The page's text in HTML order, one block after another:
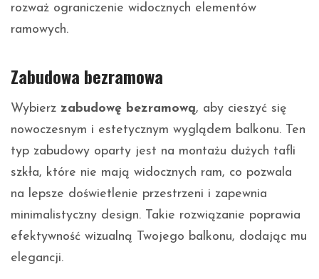
rozważ ograniczenie widocznych elementów
ramowych.
Zabudowa bezramowa
Wybierz zabudowę bezramową, aby cieszyć się
nowoczesnym i estetycznym wyglądem balkonu. Ten
typ zabudowy oparty jest na montażu dużych tafli
szkła, które nie mają widocznych ram, co pozwala
na lepsze doświetlenie przestrzeni i zapewnia
minimalistyczny design. Takie rozwiązanie poprawia
efektywność wizualną Twojego balkonu, dodając mu
elegancji.